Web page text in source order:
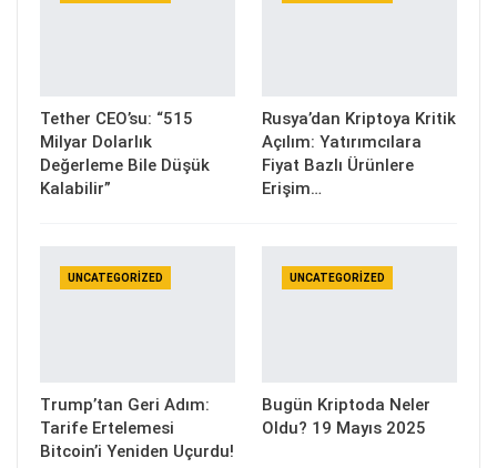
Tether CEO’su: “515
Milyar Dolarlık
Değerleme Bile Düşük
Kalabilir”
Rusya’dan Kriptoya Kritik
Açılım: Yatırımcılara
Fiyat Bazlı Ürünlere
Erişim…
UNCATEGORIZED
Trump’tan Geri Adım:
Tarife Ertelemesi
Bitcoin’i Yeniden Uçurdu!
UNCATEGORIZED
Bugün Kriptoda Neler
Oldu? 19 Mayıs 2025